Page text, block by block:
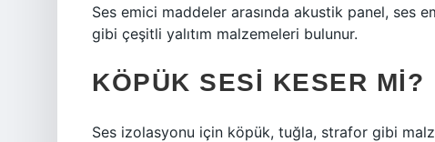
Ses emici maddeler arasında akustik panel, ses
gibi çeşitli yalıtım malzemeleri bulunur.
KÖPÜK SESI KESER MI?
Ses izolasyonu için köpük, tuğla, strafor gibi